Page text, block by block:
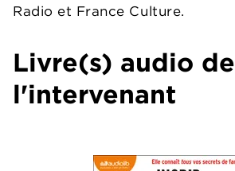
Radio et France Culture.
Livre(s) audio de
l'intervenant